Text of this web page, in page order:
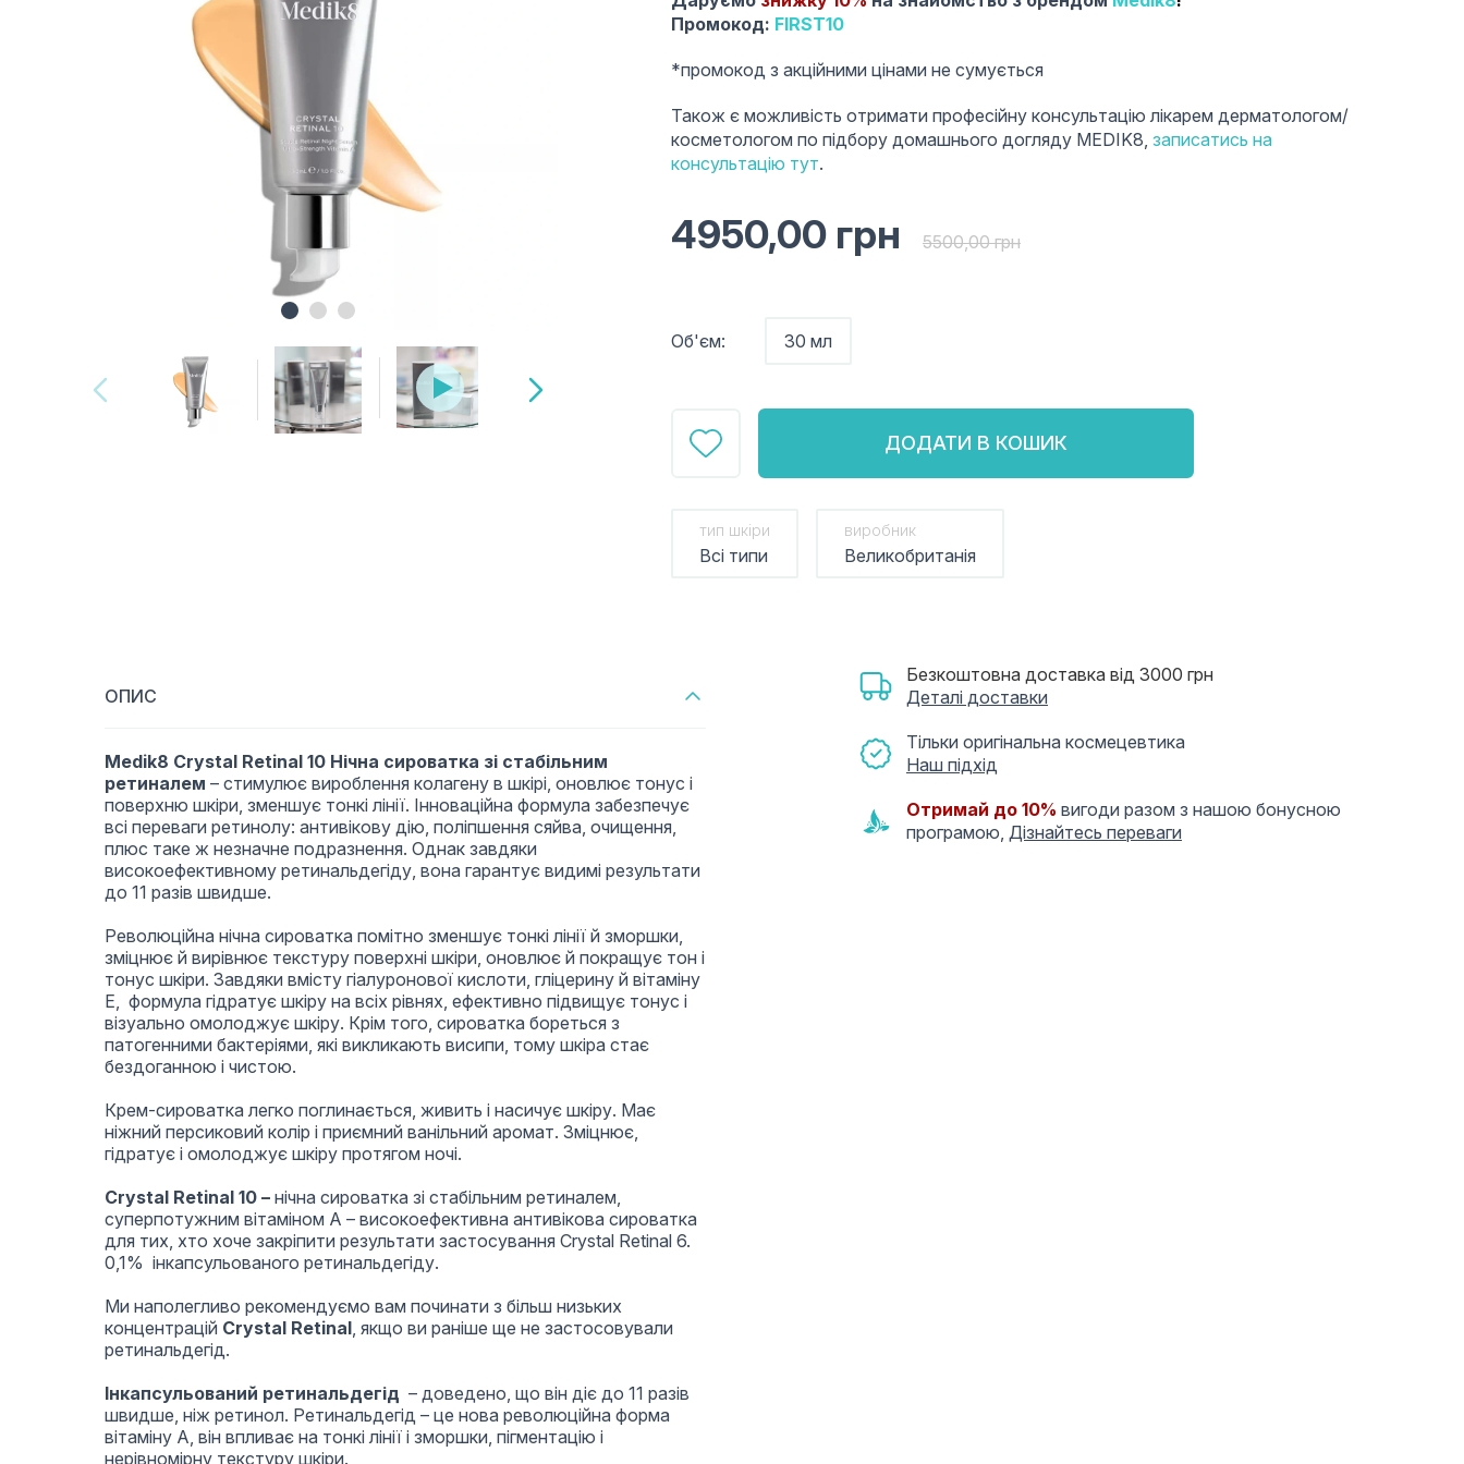
Промокод: FIRST10
*промокод з акційними цінами не сумується
Також є можливість отримати професійну консультацію лікарем дерматологом/
косметологом по підбору домашнього догляду MEDIK8, записатись на
консультацію тут.
4950,00 грн 5500,00грн
Об'єм: 30 мл
ДОДАТИ В КОШИК
тип шкіри
Всі типи
виробник
Великобританія
ОПИС
Medik8 Crystal Retinal 10 Нічна сироватка зі стабільним
ретиналем – стимулює вироблення колагену в шкірі, оновлює тонус і
поверхню шкіри, зменшує тонкі лінії. Інноваційна формула забезпечує
всі переваги ретинолу: антивікову дію, поліпшення сяйва, очищення,
плюс таке ж незначне подразнення. Однак завдяки
високоефективному ретинальдегіду, вона гарантує видимі результати
до 11 разів швидше.
Революційна нічна сироватка помітно зменшує тонкі лінії й зморшки,
зміцнює й вирівнює текстуру поверхні шкіри, оновлює й покращує тон і
тонус шкіри. Завдяки вмісту гіалуронової кислоти, гліцерину й вітаміну
Е, формула гідратує шкіру на всіх рівнях, ефективно підвищує тонус і
візуально омолоджує шкіру. Крім того, сироватка бореться з
патогенними бактеріями, які викликають висипи, тому шкіра стає
бездоганною і чистою.
Крем-сироватка легко поглинається, живить і насичує шкіру. Має
ніжний персиковий колір і приємний ванільний аромат. Зміцнює,
гідратує і омолоджує шкіру протягом ночі.
Crystal Retinal 10 – нічна сироватка зі стабільним ретиналем,
суперпотужним вітаміном А – високоефективна антивікова сироватка
для тих, хто хоче закріпити результати застосування Crystal Retinal 6.
0,1% інкапсульованого ретинальдегіду.
Ми наполегливо рекомендуємо вам починати з більш низьких
концентрацій Crystal Retinal, якщо ви раніше ще не застосовували
ретинальдегід.
Інкапсульований ретинальдегід – доведено, що він діє до 11 разів
швидше, ніж ретинол. Ретинальдегід – це нова революційна форма
вітаміну А, він впливає на тонкі лінії і зморшки, пігментацію і
нерівномірну текстуру шкіри.
Безкоштовна доставка від 3000 грн
Деталі доставки
Тільки оригінальна космецевтика
Наш підхід
Отримай до 10% вигоди разом з нашою бонусною
програмою, Дізнайтесь переваги